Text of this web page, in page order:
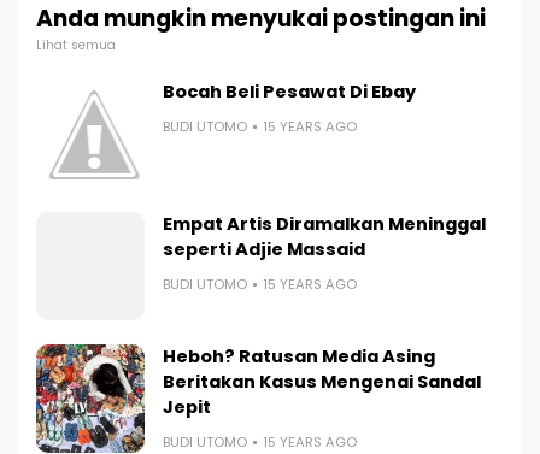
Anda mungkin menyukai postingan ini
Lihat semua
Bocah Beli Pesawat Di Ebay
BUDI UTOMO 15 YEARS AGO
Empat Artis Diramalkan Meninggal
seperti Adjie Massaid
BUDI UTOMO 15 YEARS AGO
Heboh? Ratusan Media Asing
Beritakan Kasus Mengenai Sandal
Jepit
BUDI UTOMO 15 YEARS AGO